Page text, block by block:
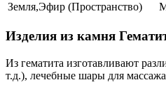
Земля,Эфир (Пространство)
Изделия из камня
Из гематита изготавливают
т.д.), лечебные шары для